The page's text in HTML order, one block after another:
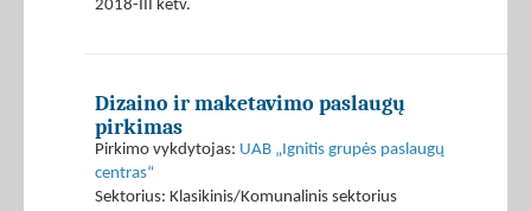
2018-III ketv.
Dizaino ir maketavimo paslaugų
pirkimas
Pirkimo vykdytojas: UAB „Ignitis grupės paslaugų
centras“
Sektorius: Klasikinis/Komunalinis sektorius